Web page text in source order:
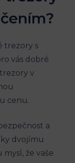
trezory s
vás dobré
v
cenu.
a
dvojímu
že vaše